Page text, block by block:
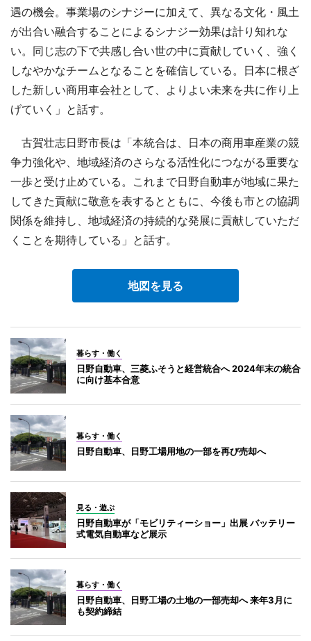
遇の機会。事業場のシナジーに加えて、異なる文化・風土
が出合い融合することによるシナジー効果は計り知れな
い。同じ志の下で共感し合い世の中に貢献していく、強く
しなやかなチームとなることを確信している。日本に根ざ
した新しい商用車会社として、よりよい未来を共に作り上
げていく」と話す。
古賀壮志日野市長は「本統合は、日本の商用車産業の競
争力強化や、地域経済のさらなる活性化につながる重要な
一歩と受け止めている。これまで日野自動車が地域に果た
してきた貢献に敬意を表するとともに、今後も市との協調
関係を維持し、地域経済の持続的な発展に貢献していただ
くことを期待している」と話す。
地図を見る
暮らす・働く
日野自動車、三菱ふそうと経営統合へ 2024年末の統合
に向け基本合意
暮らす・働く
日野自動車、日野工場用地の一部を再び売却へ
見る・遊ぶ
日野自動車が「モビリティーショー」出展 バッテリー
式電気自動車など展示
暮らす・働く
日野自動車、日野工場の土地の一部売却へ 来年3月に
も契約締結